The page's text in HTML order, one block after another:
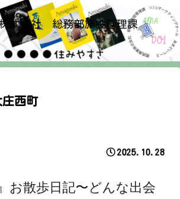
式会社 総務部施設管理課
庄西町
2025.10.28
お散歩日記〜どんな出会